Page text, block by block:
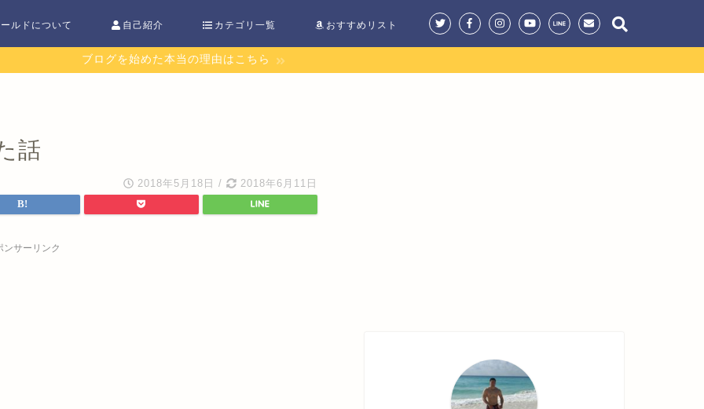
ルドについて 自己紹介 カテゴリ一覧 おすすめリスト
ブログを始めた本当の理由はこちら
話
2018年5月18日 / 2018年6月11日
ンサーリンク